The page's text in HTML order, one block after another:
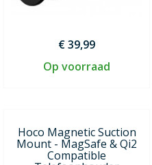
€ 39,99
Op voorraad
Hoco Magnetic Suction
Mount - MagSafe & Qi2
Compatible